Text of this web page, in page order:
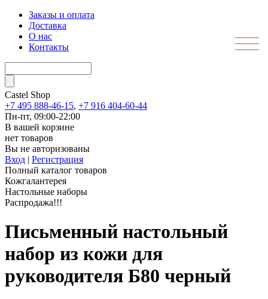
Заказы и оплата
Доставка
О нас
Контакты
Castel Shop
+7 495 888-46-15, +7 916 404-60-44
Пн-пт, 09:00-22:00
В вашей корзине
нет товаров
Вы не авторизованы
Вход | Регистрация
Полный каталог товаров
Кожгалантерея
Настольные наборы
Распродажа!!!
Письменный настольный
набор из кожи для
руководителя Б80 черный